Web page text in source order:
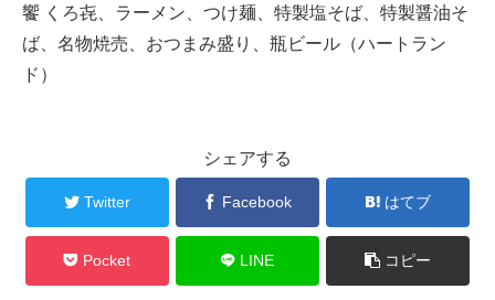
饗 くろ㐂、ラーメン、つけ麺、特製塩そば、特製醤油そ
ば、名物焼売、おつまみ盛り、瓶ビール（ハートラン
ド）
シェアする
Twitter Facebook はてブ
Pocket LINE コピー